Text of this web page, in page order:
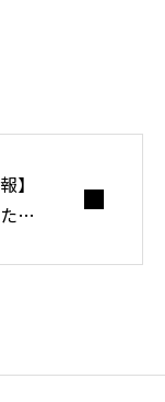
】
く